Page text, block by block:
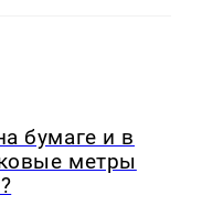
бумаге и в
метры